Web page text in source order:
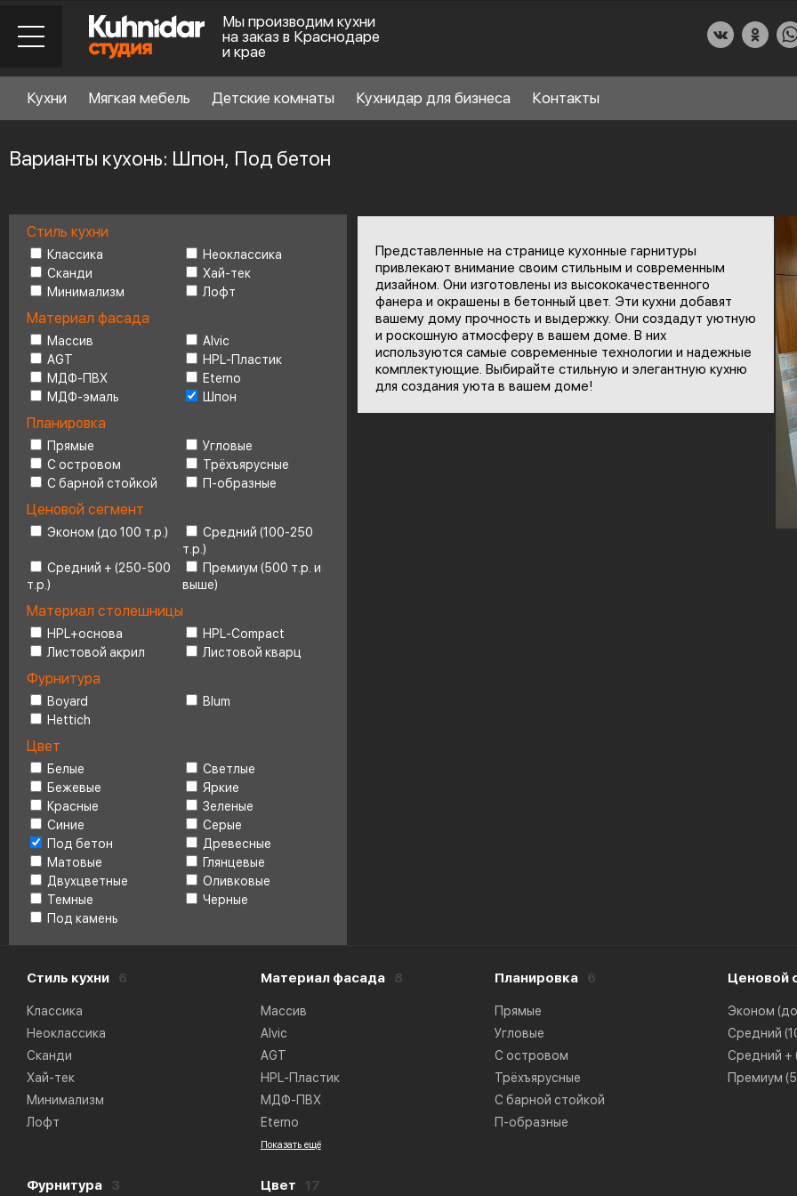
Мы производим кухни
на заказ в Краснодаре
и крае
Стиль кухни
Материал фасада 8
Планировка
Ценовой сегмент
НАШИ УСЛУГИ
СПРАВОЧНЫЙ РАЗДЕЛ
ПАРТНЕРЫ
Кухни Мягкая мебель Детские комнаты Кухнидар для бизнеса Контакты
Варианты кухонь: Шпон, Под бетон
Стиль кухни
Классика
Неоклассика
Сканди
Хай-тек
Минимализм
Лофт
Материал фасада
Массив
Alvic
AGT
HPL-Пластик
МДФ-ПВХ
Eterno
МДФ-эмаль
Шпон
Планировка
Прямые
Угловые
С островом
Трёхъярусные
С барной стойкой
П-образные
Ценовой сегмент
Эконом (до 100 т.р.)
Средний (100-250
т.р.)
Средний + (250-500
т.р.)
Премиум (500 т.р. и
выше)
Материал столешницы
HPL+основа
HPL-Compact
Листовой акрил
Листовой кварц
Фурнитура
Boyard
Blum
Hettich
Цвет
Белые
Светлые
Бежевые
Яркие
Красные
Зеленые
Синие
Серые
Под бетон
Древесные
Матовые
Глянцевые
Двухцветные
Оливковые
Темные
Черные
Под камень
Представленные на странице кухонные гарнитуры
привлекают внимание своим стильным и современным
дизайном. Они изготовлены из высококачественного
фанера и окрашены в бетонный цвет. Эти кухни добавят
вашему дому прочность и выдержку. Они создадут уютную
и роскошную атмосферу в вашем доме. В них
используются самые современные технологии и надежные
комплектующие. Выбирайте стильную и элегантную кухню
для создания уюта в вашем доме!
Стиль кухни 6
Классика
Неоклассика
Сканди
Хай-тек
Минимализм
Лофт
Материал фасада 8
Массив
Alvic
AGT
HPL-Пластик
МДФ-ПВХ
Eterno
Показать ещё
Планировка 6
Прямые
Угловые
С островом
Трёхъярусные
С барной стойкой
П-образные
Ценовой
Эконом (до
Средний
Средний +
Премиум
Фурнитура 3 Цвет 17